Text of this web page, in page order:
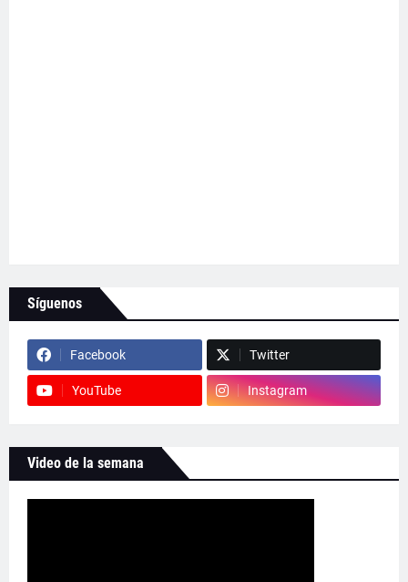
Síguenos
Facebook Twitter
YouTube Instagram
Video de la semana